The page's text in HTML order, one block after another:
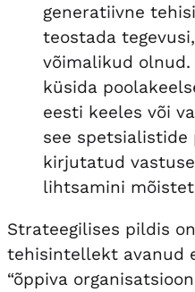
generatiivne
teostada
võimalikud
küsida
eesti keeles või
see spetsialistide
kirjutatud
lihtsamini
Strateegilises pildis
tehisintellekt avanud
“õppiva